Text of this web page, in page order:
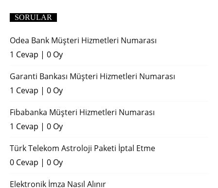
SORULAR
Odea Bank Müşteri Hizmetleri Numarası
1 Cevap | 0 Oy
Garanti Bankası Müşteri Hizmetleri Numarası
1 Cevap | 0 Oy
Fibabanka Müşteri Hizmetleri Numarası
1 Cevap | 0 Oy
Türk Telekom Astroloji Paketi İptal Etme
0 Cevap | 0 Oy
Elektronik İmza Nasıl Alınır